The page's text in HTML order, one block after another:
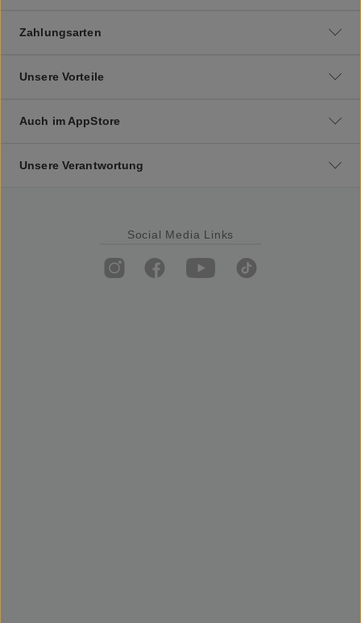
Zahlungsarten
Unsere Vorteile
Auch im AppStore
Unsere Verantwortung
Social Media Links